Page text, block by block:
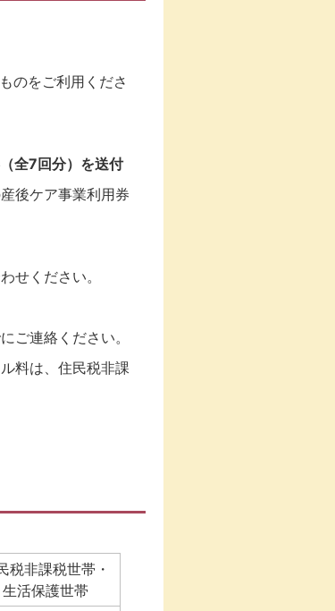
のをご利用くださ
全7回分）を送付
後ケア事業利用券
せください。
ご連絡ください。
料は、住民税非課
税非課税世帯・
生活保護世帯